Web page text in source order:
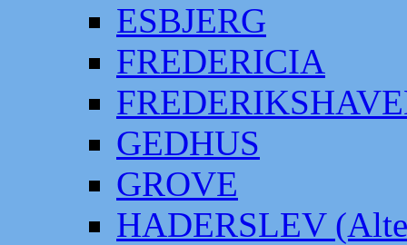
ESBJERG
FREDERICIA
GEDHUS
GROVE
HADERSLEV